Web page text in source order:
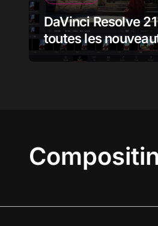
DaVinci Resolve
toutes les
analyse et impact